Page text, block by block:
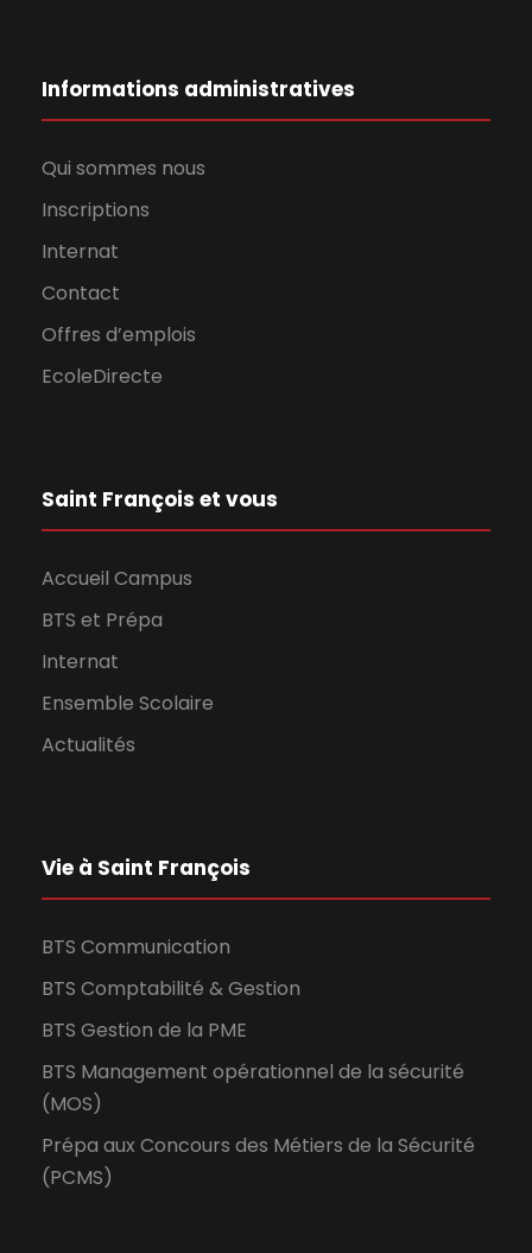
Informations administratives
Qui sommes nous
Inscriptions
Internat
Contact
Offres d’emplois
EcoleDirecte
Saint François et vous
Accueil Campus
BTS et Prépa
Internat
Ensemble Scolaire
Actualités
Vie à Saint François
BTS Communication
BTS Comptabilité & Gestion
BTS Gestion de la PME
BTS Management opérationnel de la sécurité
(MOS)
Prépa aux Concours des Métiers de la Sécurité
(PCMS)